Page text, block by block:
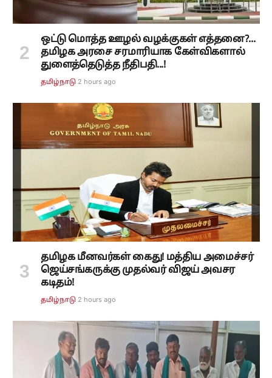
ஒட்டு மொத்த ஊழல் வழக்குகள் எத்தனை?...
தமிழக அரசை சரமாரியாக கேள்விகளால்
துளைத்தெடுத்த நீதிபதி...!
தமிழ்நாடு 2 hours ago
தமிழக மீனவர்கள் கைது! மத்திய அமைச்சர்
ஜெய்சங்கருக்கு முதல்வர் விஜய் அவசர
கடிதம்!
தமிழ்நாடு 2 hours ago